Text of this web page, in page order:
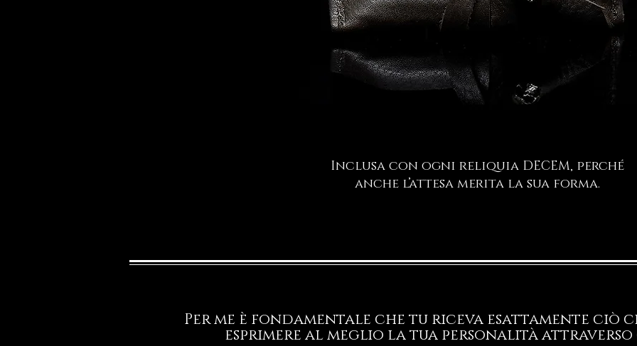
Inclusa con ogni reliquia DECEM, perché
anche l’attesa merita la sua forma.
Per me è fondamentale che tu riceva esattamente ciò
esprimere al meglio la tua personalità